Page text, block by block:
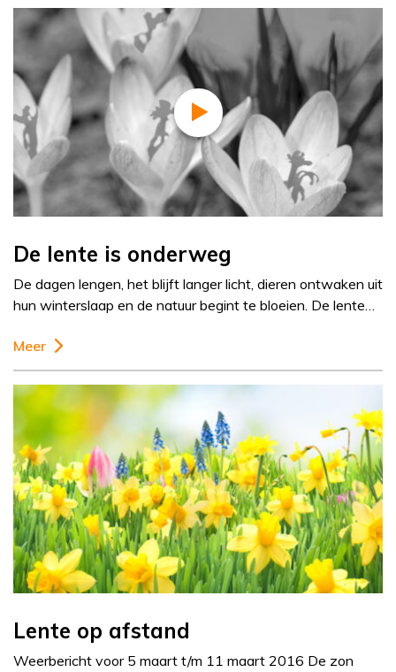
De lente is onderweg
De dagen lengen, het blijft langer licht, dieren ontwaken uit
hun winterslaap en de natuur begint te bloeien. De lente…
Meer
Lente op afstand
Weerbericht voor 5 maart t/m 11 maart 2016 De zon